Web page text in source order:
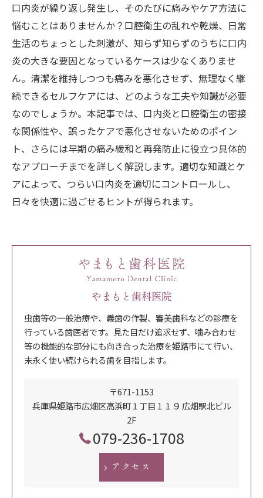
口内炎が繰り返し発生し、そのたびに痛みやケア方法に
悩むことはありませんか？口腔衛生の乱れや乾燥、日常
生活のちょっとした刺激が、知らず知らずのうちに口内
炎の大きな要因となっているケースは少なくありませ
ん。清潔を維持しつつも痛みを悪化させず、無理なく継
続できるセルフケアには、どのような工夫や知識が必要
なのでしょうか。本記事では、口内炎と口腔衛生の密接
な関係性や、誤ったケアで悪化させないためのポイン
ト、さらには早期の痛み緩和と再発防止に役立つ具体的
なアプローチまでを詳しく解説します。適切な知識とケ
アによって、つらい口内炎を適切にコントロールし、
日々を快適に過ごせるヒントが得られます。
やまもと歯科医院
虫歯等の一般治療や、義歯の作製、審美歯科などの診療を
行っている歯医者です。見た目だけ追求せず、噛み合わせ
等の機能的な部分にも向き合った治療を姫路市にて行い、
末永く使い続けられる歯を目指します。
〒671-1153
兵庫県姫路市広畑区高浜町１丁目１１９ 広畑駅北ビル
2F
079-236-1708
アクセス